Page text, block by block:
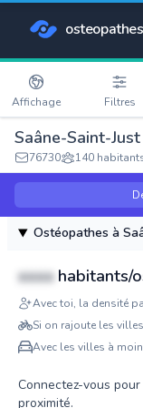
Affichage Filtres
Saâne-Saint-Just
76730 140
Ostéopathes à
xxxx habitants/
Avec toi, la densité
Si on rajoute les
Avec les villes à
Connectez-vous
proximité.